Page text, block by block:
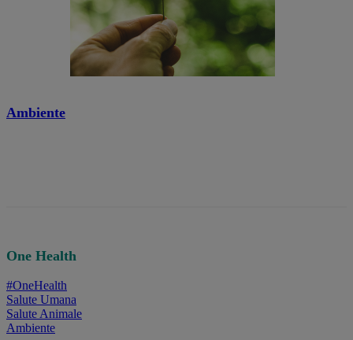
Ambiente
One Health
#OneHealth
Salute Umana
Salute Animale
Ambiente